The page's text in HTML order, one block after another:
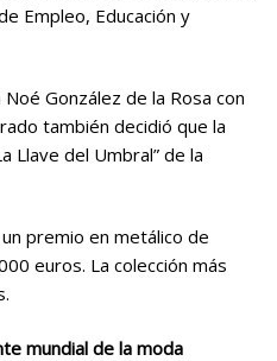
Empleo, Educación y
González de la Rosa con
también decidió que la
Llave del Umbral” de la
premio en metálico de
euros. La colección más
mundial de la moda